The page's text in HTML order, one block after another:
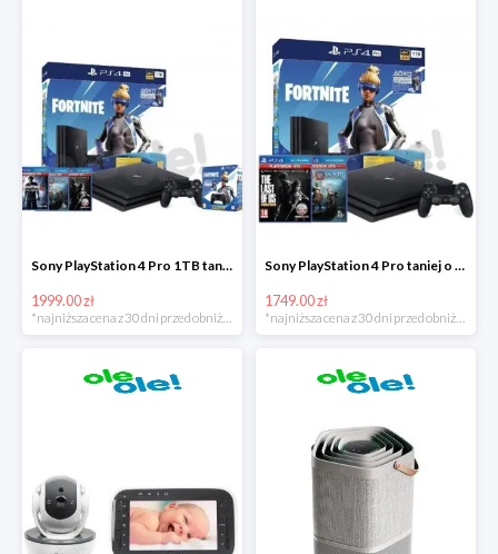
Sony PlayStation 4 Pro 1TB taniej o 220zł
1999.00 zł
Sony PlayStation 4 Pro taniej o 150zł
1749.00 zł